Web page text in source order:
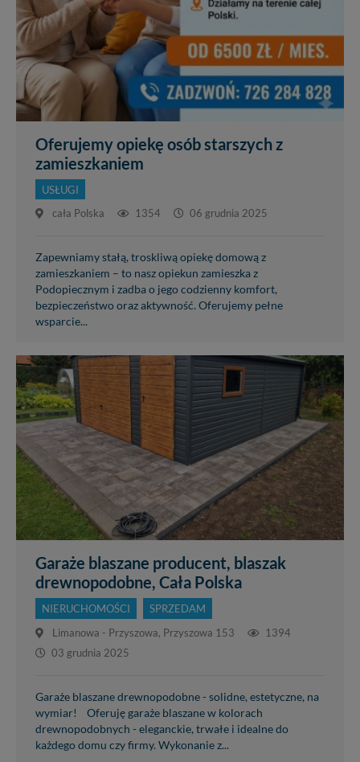
Oferujemy opiekę osób starszych z
zamieszkaniem
USŁUGI
cała Polska
1354 06 grudnia 2025
Zapewniamy stałą, troskliwą opiekę domową z
zamieszkaniem – to nasz opiekun zamieszka z
Podopiecznym i zadba o jego codzienny komfort,
bezpieczeństwo oraz aktywność. Oferujemy pełne
wsparcie...
Garaże blaszane producent, blaszak
drewnopodobne, Cała Polska
NIERUCHOMOŚCI
SPRZEDAM
Limanowa - Przyszowa, Przyszowa 153
1394
03 grudnia 2025
Garaże blaszane drewnopodobne - solidne, estetyczne, na
wymiar! Oferuję garaże blaszane w kolorach
drewnopodobnych - eleganckie, trwałe i idealne do
każdego domu czy firmy. Wykonanie z...